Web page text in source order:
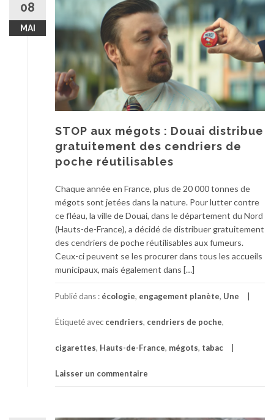
08
MAI
STOP aux mégots : Douai distribue
gratuitement des cendriers de
poche réutilisables
Chaque année en France, plus de 20 000 tonnes de
mégots sont jetées dans la nature. Pour lutter contre
ce fléau, la ville de Douai, dans le département du Nord
(Hauts-de-France), a décidé de distribuer gratuitement
des cendriers de poche réutilisables aux fumeurs.
Ceux-ci peuvent se les procurer dans tous les accueils
municipaux, mais également dans […]
Publié dans : écologie, engagement planète, Une
Étiqueté avec cendriers, cendriers de poche,
cigarettes, Hauts-de-France, mégots, tabac
Laisser un commentaire